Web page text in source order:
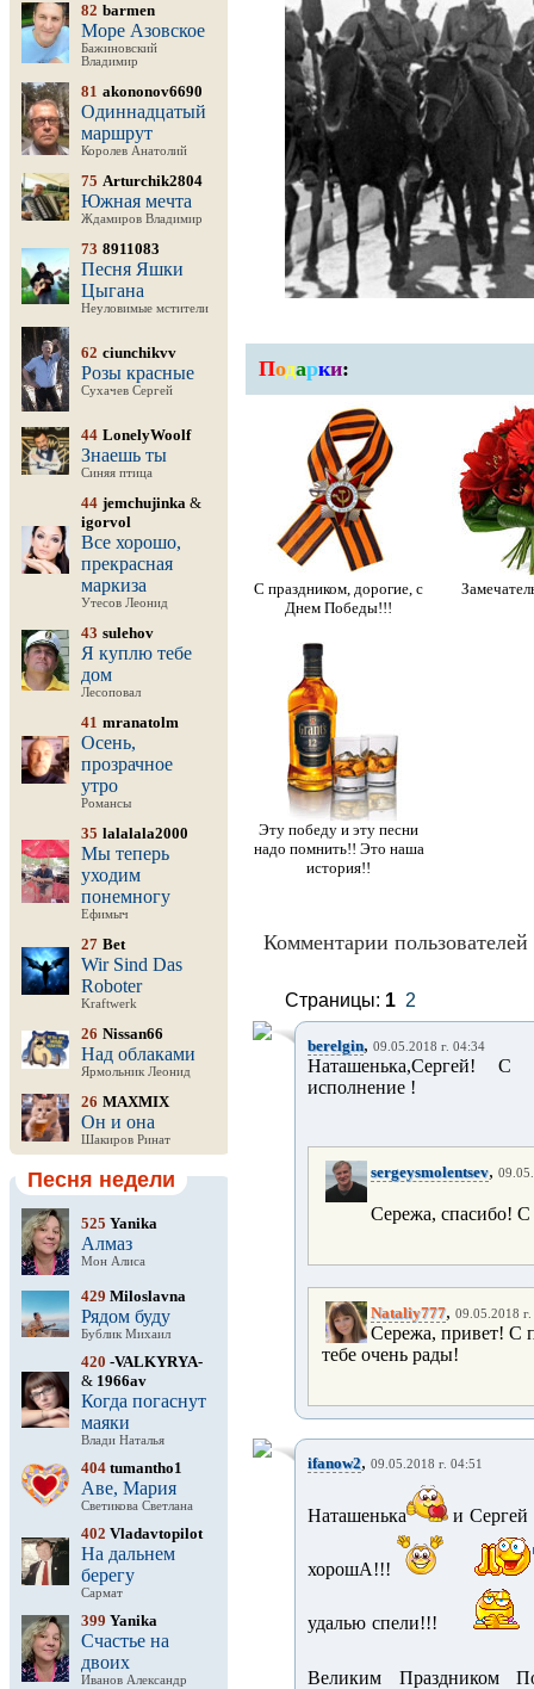
82 barmen
Море Азовское
Бажиновский
Владимир
81 akononov6690
Одиннадцатый
маршрут
Королев Анатолий
75 Arturchik2804
Южная мечта
Ждамиров Владимир
73 8911083
Песня Яшки
Цыгана
Неуловимые мстители
62 ciunchikvv
Розы красные
Сухачев Сергей
44 LonelyWoolf
Знаешь ты
Синяя птица
44 jemchujinka &
igorvol
Все хорошо,
прекрасная
маркиза
Утесов Леонид
43 sulehov
Я куплю тебе
дом
Лесоповал
41 mranatolm
Осень,
прозрачное
утро
Романсы
35 lalalala2000
Мы теперь
уходим
понемногу
Ефимыч
27 Bet
Wir Sind Das
Roboter
Kraftwerk
26 Nissan66
Над облаками
Ярмольник Леонид
26 MAXMIX
Он и она
Шакиров Ринат
Песня недели
525 Yanika
Алмаз
Мон Алиса
429 Miloslavna
Рядом буду
Бублик Михаил
420 -VALKYRYA-
& 1966av
Когда погаснут
маяки
Влади Наталья
404 tumantho1
Аве, Мария
Светикова Светлана
402 Vladavtopilot
На дальнем
берегу
Сармат
399 Yanika
Счастье на
двоих
Иванов Александр
Подарки:
С праздником, дорогие, с
Днем Победы!!!
Эту победу и эту песни
надо помнить!! Это наша
история!!
Комментарии пользователей
Страницы: 1 2
berelgin, 09.05.2018 г. 04:34
Наташенька,Сергей! С
исполнение !
sergeysmolentsev,
Сережа, спасибо!
Nataliy777, 09.05.2018
Сережа, привет! С
тебе очень рады!
ifanow2, 09.05.2018 г. 04:51
Наташенька и Сергей
хорошА!!!
удалью спели!!!
Великим Праздником